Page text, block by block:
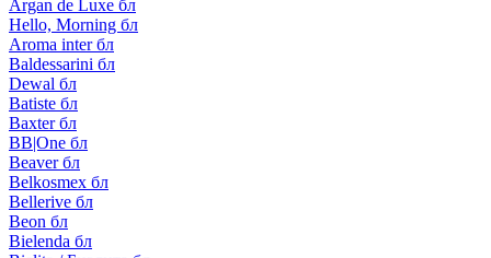
Argan de Luxe бл
Hello, Morning бл
Aroma inter бл
Baldessarini бл
Dewal бл
Batiste бл
Baxter бл
BB|One бл
Beaver бл
Belkosmex бл
Bellerive бл
Beon бл
Bielenda бл